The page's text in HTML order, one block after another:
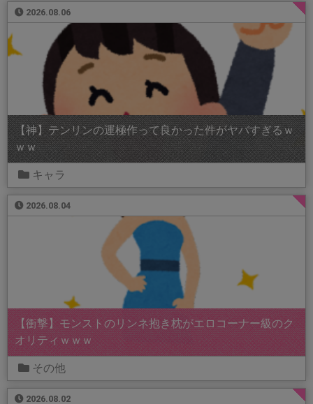
2026.08.06
【神】テンリンの運極作って良かった件がヤバすぎるｗ
ｗｗ
キャラ
2026.08.04
【衝撃】モンストのリンネ抱き枕がエロコーナー級のク
オリティｗｗｗ
その他
2026.08.02